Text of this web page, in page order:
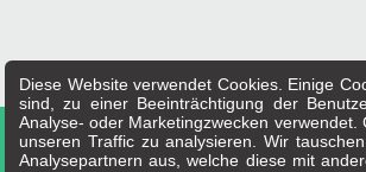
Copyright 2026 -
Diese Website verwendet Cookies. Einige
sind, zu einer Beeinträchtigung der
Analyse- oder Marketingzwecken
unseren Traffic zu analysieren. Wir
Analysepartnern aus, welche diese mit